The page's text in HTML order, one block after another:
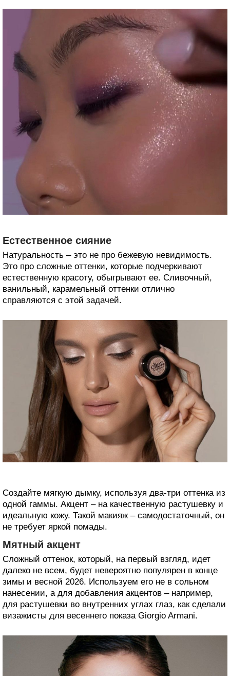
Естественное сияние
Натуральность – это не про бежевую невидимость.
Это про сложные оттенки, которые подчеркивают
естественную красоту, обыгрывают ее. Сливочный,
ванильный, карамельный оттенки отлично
справляются с этой задачей.
Создайте мягкую дымку, используя два-три оттенка из
одной гаммы. Акцент – на качественную растушевку и
идеальную кожу. Такой макияж – самодостаточный, он
не требует яркой помады.
Мятный акцент
Сложный оттенок, который, на первый взгляд, идет
далеко не всем, будет невероятно популярен в конце
зимы и весной 2026. Используем его не в сольном
нанесении, а для добавления акцентов – например,
для растушевки во внутренних углах глаз, как сделали
визажисты для весеннего показа Giorgio Armani.